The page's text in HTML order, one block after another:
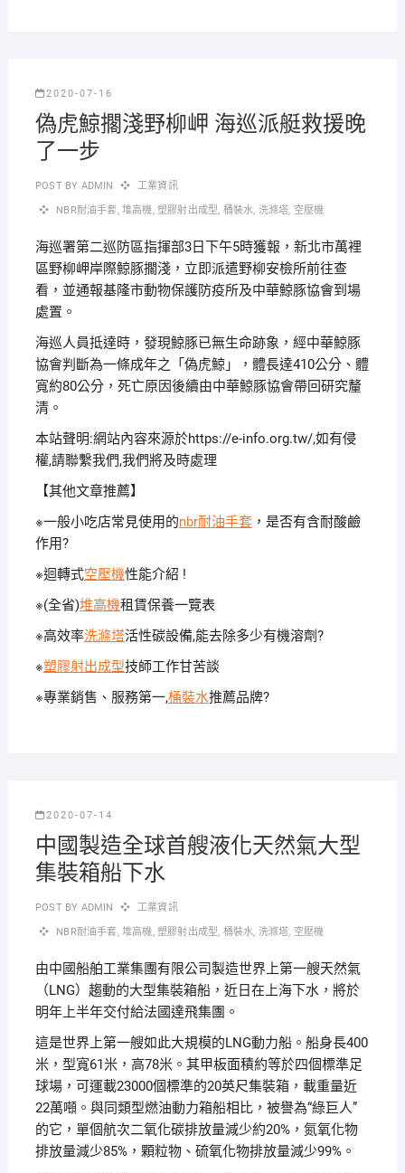
2020-07-16
偽虎鯨擱淺野柳岬 海巡派艇救援晚
了一步
POST BY ADMIN 工業資訊
NBR耐油手套, 堆高機, 塑膠射出成型, 桶裝水, 洗滌塔, 空壓機
海巡署第二巡防區指揮部3日下午5時獲報，新北市萬裡
區野柳岬岸際鯨豚擱淺，立即派遣野柳安檢所前往查
看，並通報基隆市動物保護防疫所及中華鯨豚協會到場
處置。
海巡人員抵達時，發現鯨豚已無生命跡象，經中華鯨豚
協會判斷為一條成年之「偽虎鯨」，體長達410公分、體
寬約80公分，死亡原因後續由中華鯨豚協會帶回研究釐
清。
本站聲明:網站內容來源於https://e-info.org.tw/,如有侵
權,請聯繫我們,我們將及時處理
【其他文章推薦】
※一般小吃店常見使用的nbr耐油手套，是否有含耐酸鹼
作用?
※迴轉式空壓機性能介紹 !
※(全省)堆高機租賃保養一覽表
※高效率洗滌塔活性碳設備,能去除多少有機溶劑?
※塑膠射出成型技師工作甘苦談
※專業銷售、服務第一,桶裝水推薦品牌?
2020-07-14
中國製造全球首艘液化天然氣大型
集裝箱船下水
POST BY ADMIN 工業資訊
NBR耐油手套, 堆高機, 塑膠射出成型, 桶裝水, 洗滌塔, 空壓機
由中國船舶工業集團有限公司製造世界上第一艘天然氣
（LNG）趨動的大型集裝箱船，近日在上海下水，將於
明年上半年交付給法國達飛集團。
這是世界上第一艘如此大規模的LNG動力船。 船身長400
米，型寬61米，高78米。 其甲板面積約等於四個標準足
球場，可運載23000個標準的20英尺集裝箱，載重量近
22萬噸。 與同類型燃油動力箱船相比，被譽為“綠巨人”
的它，單個航次二氧化碳排放量減少約20%，氮氧化物
排放量減少85%，顆粒物、硫氧化物排放量減少99%。